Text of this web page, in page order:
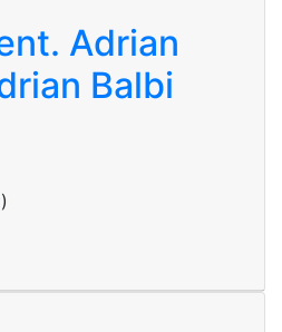
Adrian
Balbi